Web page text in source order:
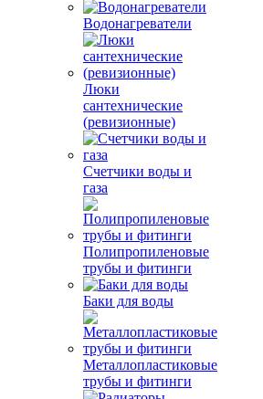
Водонагреватели
Люки
сантехнические
(ревизионные)
Счетчики воды и
газа
Полипропиленовые
трубы и фитинги
Баки для воды
Металлопластиковые
трубы и фитинги